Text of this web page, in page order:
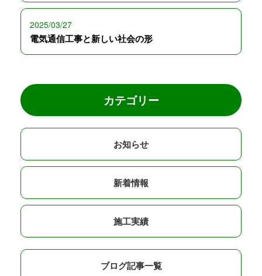
2025/03/27
電気通信工事と新しい社会の形
カテゴリー
お知らせ
新着情報
施工実績
ブログ記事一覧